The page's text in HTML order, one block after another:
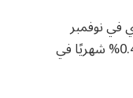
10.6% على أساس سنوي في نوفمبر
ليصل إلى 129.1 مليار ريال. وتباطأ نمو الائتمان في نوفمبر إلى 0.2% شهريًا (+11.9% سنويًا)، مقابل +0.4% شهريًا في